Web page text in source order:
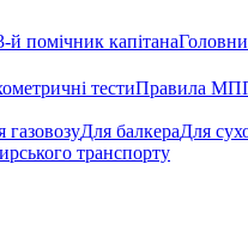
й помічник капітана
тестиПравила
газовозуДля балкераДля
транспорту